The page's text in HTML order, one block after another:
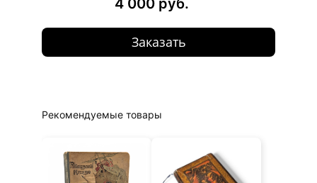
4 000 руб.
Заказать
Рекомендуемые товары